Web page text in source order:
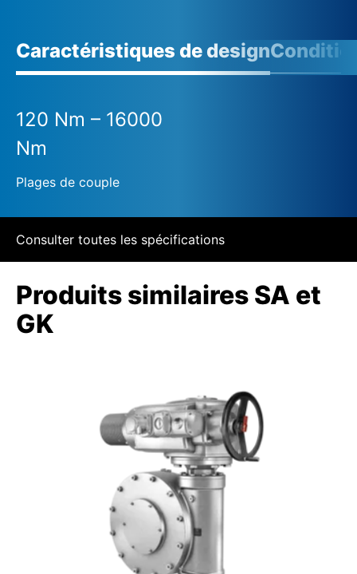
Caractéristiques de design
120 Nm – 16000
Nm
Plages de couple
Consulter toutes les spécifications
Produits similaires SA et
GK